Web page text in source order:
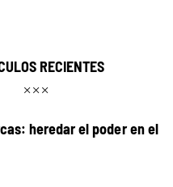
RECIENTES
heredar el poder en el